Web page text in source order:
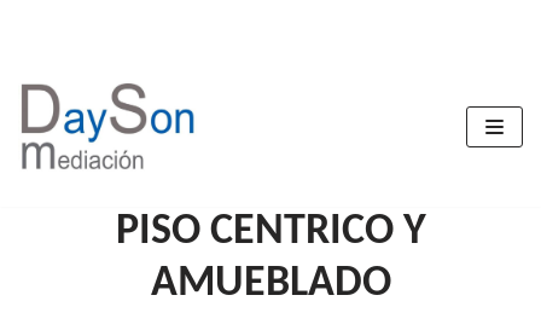
al
contenido
PISO CENTRICO Y
AMUEBLADO